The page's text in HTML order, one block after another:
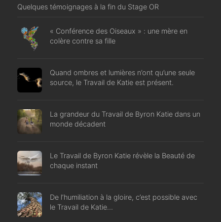
Quelques témoignages à la fin du Stage OR
« Conférence des Oiseaux » : une mère en
colère contre sa fille
Quand ombres et lumières n’ont qu’une seule
source, le Travail de Katie est présent.
La grandeur du Travail de Byron Katie dans un
monde décadent
Le Travail de Byron Katie révèle la Beauté de
chaque instant
De l’humiliation à la gloire, c’est possible avec
le Travail de Katie…